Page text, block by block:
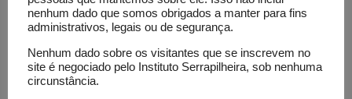
nenhum dado que somos obrigados a manter para fins
administrativos, legais ou de segurança.
Nenhum dado sobre os visitantes que se inscrevem no
site é negociado pelo Instituto Serrapilheira, sob nenhuma
circunstância.